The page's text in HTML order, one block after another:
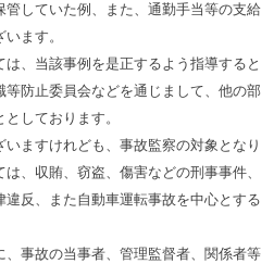
していた例、また、通勤手当等の支給
ます。
、当該事例を是正するよう指導すると
等防止委員会などを通じまして、他の部
しております。
ますけれども、事故監察の対象となり
、収賄、窃盗、傷害などの刑事事件、
反、また自動車運転事故を中心とする
事故の当事者、管理監督者、関係者等